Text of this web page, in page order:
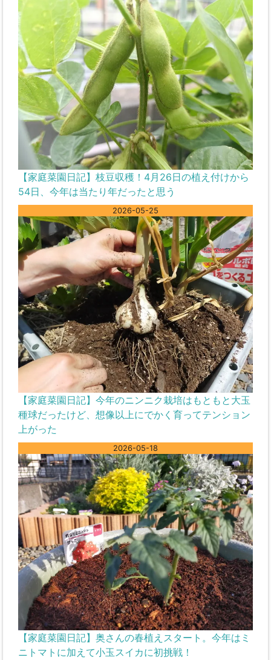
【家庭菜園日記】枝豆収穫！4月26日の植え付けから
54日、今年は当たり年だったと思う
2026-05-25
【家庭菜園日記】今年のニンニク栽培はもともと大玉
種球だったけど、想像以上にでかく育ってテンション
上がった
2026-05-18
【家庭菜園日記】奥さんの春植えスタート。今年はミ
ニトマトに加えて小玉スイカに初挑戦！